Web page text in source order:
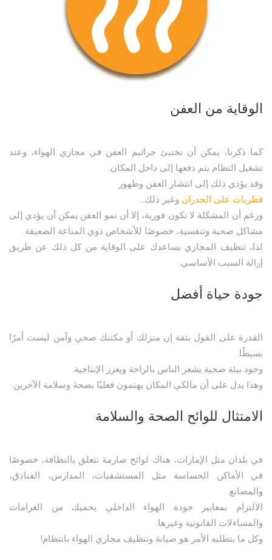
الوقاية من العفن
كما ذكرنا، يمكن أن تختبئ جراثيم العفن في مجاري الهواء، وعند
تشغيل النظام يتم دفعها إلى داخل المكان.
وقد يؤدي ذلك إلى انتشار العفن وظهور
فطريات على الجدران وغير ذلك…
ورغم أن المشكلة لا تكون فورية، إلا أن نمو العفن يمكن أن يؤدي إلى
مشاكل صحية وتنفسية، خصوصًا للأشخاص ذوي المناعة الضعيفة.
لذا، تنظيف المجاري يساعدك على الوقاية من كل ذلك عن طريق
إزالة السبب الأساسي.
جودة حياة أفضل
القدرة على القول بثقة إن منزلك أو مكتبك صحي وآمن ليست أمرًا
بسيطًا.
وجود بيئة صحية يشعر الناس بالراحة ويعزز الإنتاجية.
وهذا يدل على أن مالكي المكان يهتمون فعليًا بصحة وسلامة الآخرين.
الامتثال للوائح الصحة والسلامة
في بلدان مثل الإمارات، هناك لوائح صارمة تتعلق بالنظافة، خصوصًا
في الأماكن الحساسة مثل المستشفيات، المدارس، الفنادق،
والمصانع.
الالتزام بمعايير جودة الهواء الداخلي يحميك من الغرامات
والمساءلات القانونية وغيرها.
وكل ما يتطلبه الأمر هو صيانة وتنظيف مجاري الهواء بانتظام!